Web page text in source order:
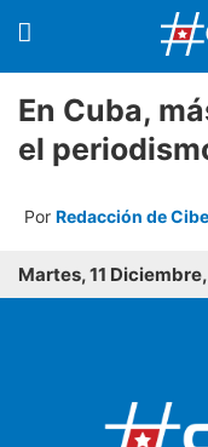
En Cuba,
el
Por Redacción de
Martes, 11